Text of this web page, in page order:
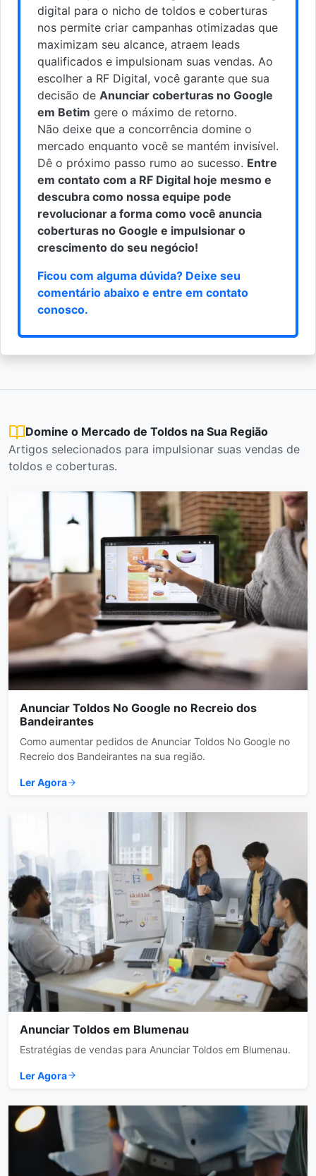
digital para o nicho de toldos e coberturas
nos permite criar campanhas otimizadas que
maximizam seu alcance, atraem leads
qualificados e impulsionam suas vendas. Ao
escolher a RF Digital, você garante que sua
decisão de Anunciar coberturas no Google
em Betim gere o máximo de retorno.
Não deixe que a concorrência domine o
mercado enquanto você se mantém invisível.
Dê o próximo passo rumo ao sucesso. Entre
em contato com a RF Digital hoje mesmo e
descubra como nossa equipe pode
revolucionar a forma como você anuncia
coberturas no Google e impulsionar o
crescimento do seu negócio!
Ficou com alguma dúvida? Deixe seu
comentário abaixo e entre em contato
conosco.
Domine o Mercado de Toldos na Sua Região
Artigos selecionados para impulsionar suas vendas de
toldos e coberturas.
Anunciar Toldos No Google no Recreio dos
Bandeirantes
Como aumentar pedidos de Anunciar Toldos No Google no
Recreio dos Bandeirantes na sua região.
Ler Agora
Anunciar Toldos em Blumenau
Estratégias de vendas para Anunciar Toldos em Blumenau.
Ler Agora